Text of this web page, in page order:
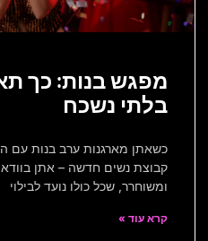
מפגש בנות: כך
בלתי נשכח
כשאתן מארגנות ערב בנות עם
קבוצת נשים חדשה – אתן
ומשוחרר, שכל כולו נועד לבילוי
קרא עוד »